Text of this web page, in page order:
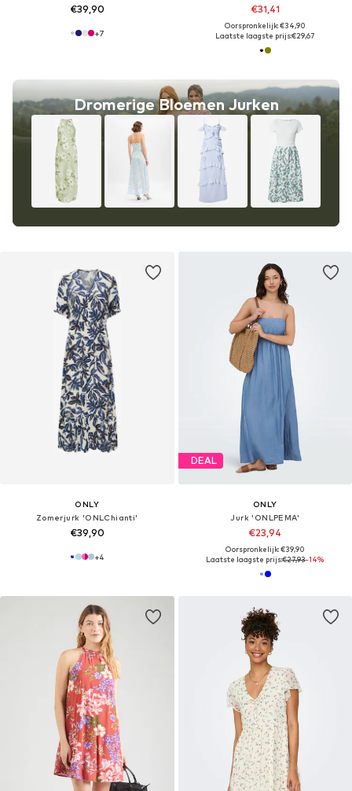
€39,90
+7
Dromerige Bloemen Jurken
€31,41
Oorspronkelijk: €34,90
Laatste laagste prijs:€29,67
ONLY
Zomerjurk 'ONLChianti'
€39,90
+4
DEAL
ONLY
Jurk 'ONLPEMA'
€23,94
Oorspronkelijk: €39,90
Laatste laagste prijs:€27,93-14%